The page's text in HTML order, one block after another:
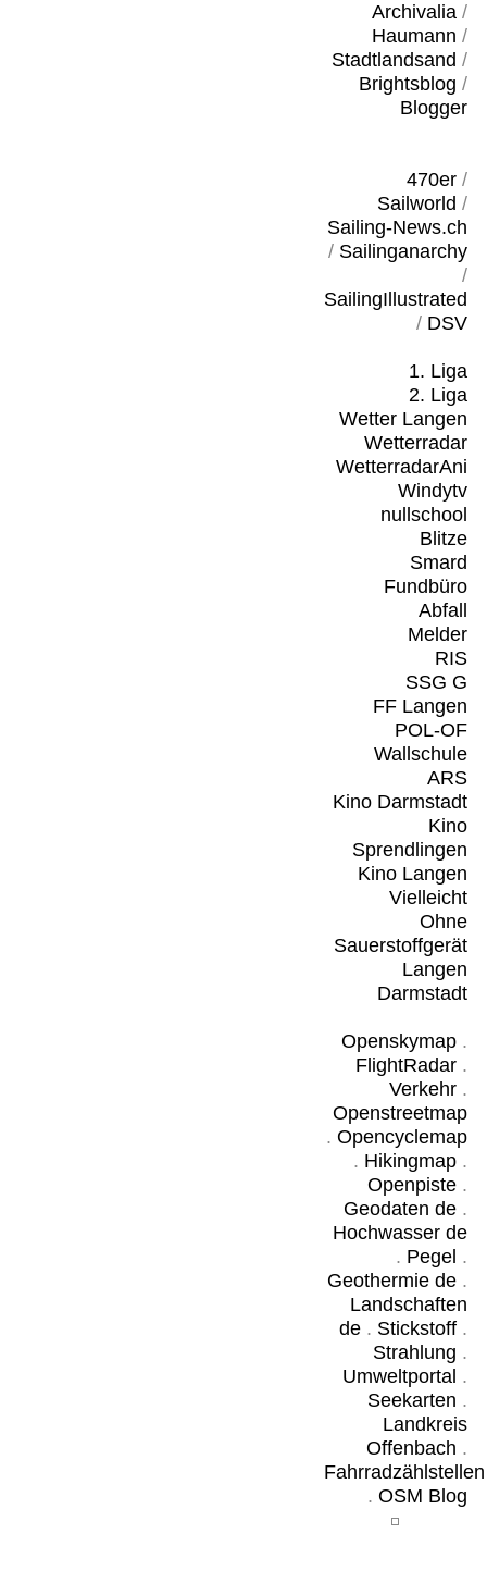
Archivalia/
Haumann /
Stadtlandsand /
Brightsblog /
Blogger
470er/
Sailworld /
Sailing-News.ch
/ Sailinganarchy
/
SailingIllustrated
/ DSV
1. Liga
2. Liga
Wetter Langen
Wetterradar
WetterradarAni
Windytv
nullschool
Blitze
Smard
Fundbüro
Abfall
Melder
RIS
SSG G
FF Langen
POL-OF
Wallschule
ARS
Kino Darmstadt
Kino
Sprendlingen
Kino Langen
Vielleicht
Ohne
Sauerstoffgerät
Langen
Darmstadt
Openskymap.
FlightRadar.
Verkehr.
Openstreetmap
. Opencyclemap
. Hikingmap.
Openpiste.
Geodaten de.
Hochwasser de
. Pegel .
Geothermie de.
Landschaften
de. Stickstoff.
Strahlung .
Umweltportal .
Seekarten .
Landkreis
Offenbach .
Fahrradzählstellen
. OSM Blog